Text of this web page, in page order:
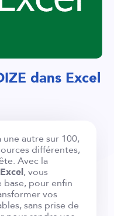
dans Excel
autre sur 100,
différentes,
Avec la
, vous
base, pour enfin
vos
sans prise de